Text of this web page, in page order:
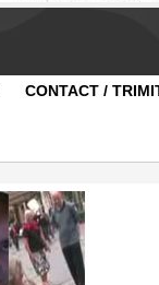
CONTACT /